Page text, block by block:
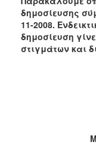
δημοσίευσης
11-2008.
δημοσίευση
στιγμάτων και